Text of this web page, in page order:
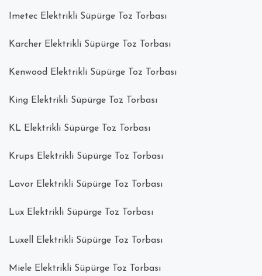
Imetec Elektrikli Süpürge Toz Torbası
Karcher Elektrikli Süpürge Toz Torbası
Kenwood Elektrikli Süpürge Toz Torbası
King Elektrikli Süpürge Toz Torbası
KL Elektrikli Süpürge Toz Torbası
Krups Elektrikli Süpürge Toz Torbası
Lavor Elektrikli Süpürge Toz Torbası
Lux Elektrikli Süpürge Toz Torbası
Luxell Elektrikli Süpürge Toz Torbası
Miele Elektrikli Süpürge Toz Torbası